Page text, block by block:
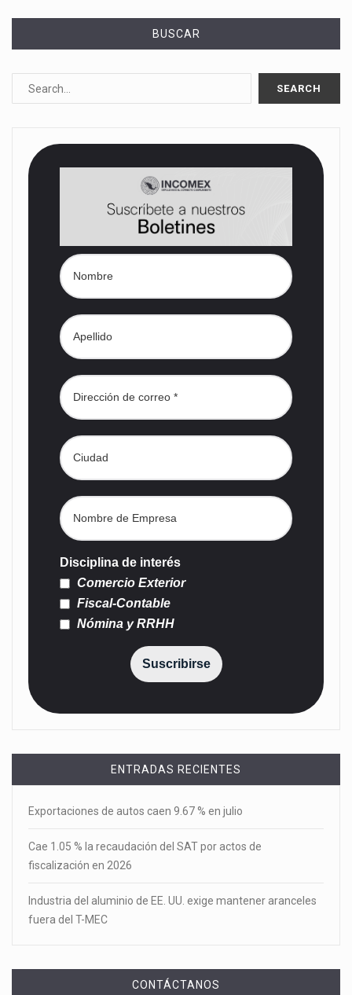
BUSCAR
Disciplina de interés
Comercio Exterior
Fiscal-Contable
Nómina y RRHH
Suscribirse
ENTRADAS RECIENTES
Exportaciones de autos caen 9.67 % en julio
Cae 1.05 % la recaudación del SAT por actos de
fiscalización en 2026
Industria del aluminio de EE. UU. exige mantener aranceles
fuera del T-MEC
CONTÁCTANOS